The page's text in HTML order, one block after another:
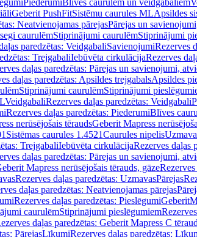
PiederumiBlīves caurulēm un veidgabaliem
Geberit PushFitSistēmu caurules MLApsildes
Neatvienojamas pārejasPārejas un
caurulēmStiprinājumi caurulēmStiprinājumi
paredzētas: VeidgabaliSavienojumiRezerves
TrejgabaliIebūvēta cirkulācijaRezerves
daļas paredzētas: Pārejas un savienojumi,
daļas paredzētas: Apsildes trejgabalsApsildes
Stiprinājumi caurulēmStiprinājumi
VeidgabaliRezerves daļas paredzētas: Veidgabali
Rezerves daļas paredzētas: PiederumiBlīves
nerūsējošais tēraudsGeberit Mapress
Sistēmas caurules 1.4521Caurules nipelis
TrejgabaliIebūvēta cirkulācijaRezerves daļas
daļas paredzētas: Pārejas un savienojumi,
Mapress nerūsējošais tērauds, gāze
Rezerves daļas paredzētas: UzmavasPārejas
daļas paredzētas: Neatvienojamas pārejas
Rezerves daļas paredzētas: Pieslēgumi
caurulēmStiprinājumi pieslēgumiem
daļas paredzētas: Geberit Mapress C
PārejasLīkumiRezerves daļas paredzētas: